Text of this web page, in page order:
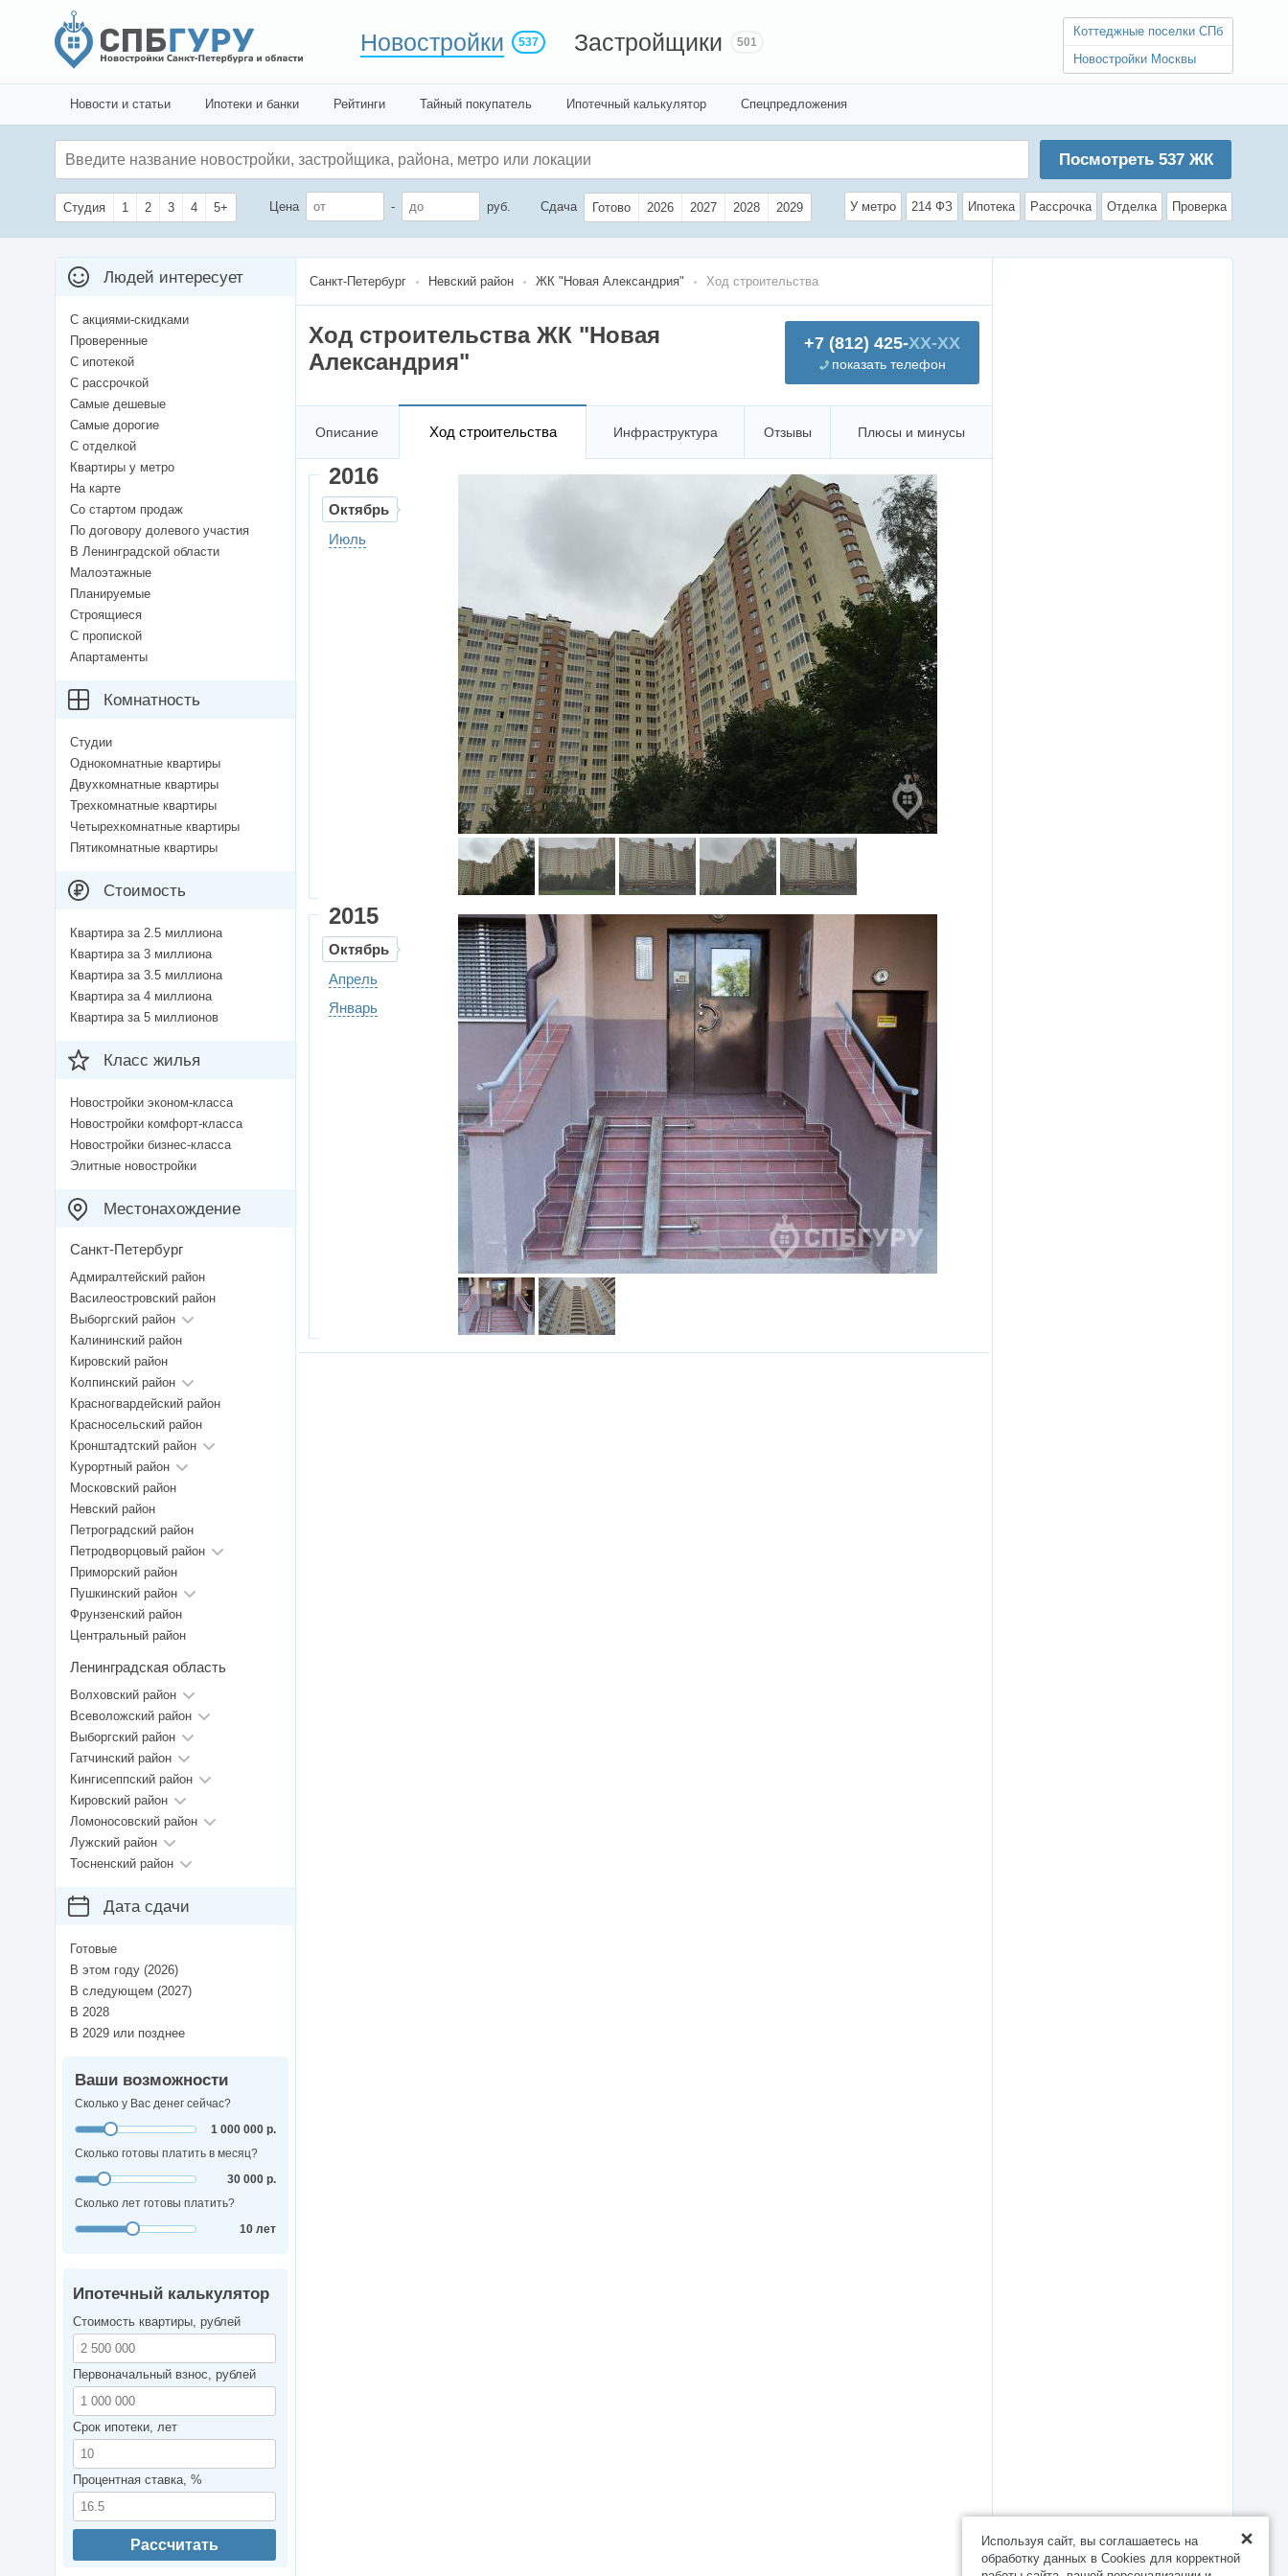
Новостройки 537 Застройщики 501
Коттеджные поселки СПб
Новостройки Москвы
Новости и статьи Ипотеки и банки Рейтинги Тайный покупатель Ипотечный калькулятор Спецпредложения
Посмотреть 537ЖК
Студия 1 2 3 4 5+ Цена - руб. Сдача Готово 2026 2027 2028 2029 У метро 214 ФЗ Ипотека Рассрочка Отделка Проверка
Санкт-Петербург Невский район ЖК "Новая Александрия" Ход строительства
+7 (812) 425-XX-XX
показать телефон
Ход строительства ЖК "Новая
Александрия"
Описание Ход строительства Инфраструктура Отзывы Плюсы и минусы
2016
Октябрь
Июль
2015
Октябрь
Апрель
Январь
Людей интересует
С акциями-скидками
Проверенные
С ипотекой
С рассрочкой
Самые дешевые
Самые дорогие
С отделкой
Квартиры у метро
На карте
Со стартом продаж
По договору долевого участия
В Ленинградской области
Малоэтажные
Планируемые
Строящиеся
С пропиской
Апартаменты
Комнатность
Студии
Однокомнатные квартиры
Двухкомнатные квартиры
Трехкомнатные квартиры
Четырехкомнатные квартиры
Пятикомнатные квартиры
Стоимость
Квартира за 2.5 миллиона
Квартира за 3 миллиона
Квартира за 3.5 миллиона
Квартира за 4 миллиона
Квартира за 5 миллионов
Класс жилья
Новостройки эконом-класса
Новостройки комфорт-класса
Новостройки бизнес-класса
Элитные новостройки
Местонахождение
Санкт-Петербург
Адмиралтейский район
Василеостровский район
Выборгский район
Калининский район
Кировский район
Колпинский район
Красногвардейский район
Красносельский район
Кронштадтский район
Курортный район
Московский район
Невский район
Петроградский район
Петродворцовый район
Приморский район
Пушкинский район
Фрунзенский район
Центральный район
Ленинградская область
Волховский район
Всеволожский район
Выборгский район
Гатчинский район
Кингисеппский район
Кировский район
Ломоносовский район
Лужский район
Тосненский район
Дата сдачи
Готовые
В этом году (2026)
В следующем (2027)
В 2028
В 2029 или позднее
Ваши возможности
Сколько у Вас денег сейчас?
1 000 000 р.
Сколько готовы платить в месяц?
30 000 р.
Сколько лет готовы платить?
10 лет
Ипотечный калькулятор
Стоимость квартиры, рублей
Первоначальный взнос, рублей
Срок ипотеки, лет
Процентная ставка, %
Рассчитать
Используя сайт, вы соглашаетесь на
обработку данных в Cookies для корректной